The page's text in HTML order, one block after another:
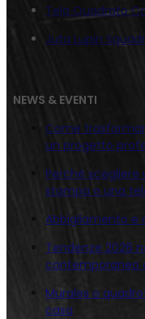
Tela Quadrato
Juta Lupin
NEWS & EVENTI
Come
un progetto
Perché
stampa o una
Abbigliamento e
Tendenze 2026
contemporaneo
Murales o
casa